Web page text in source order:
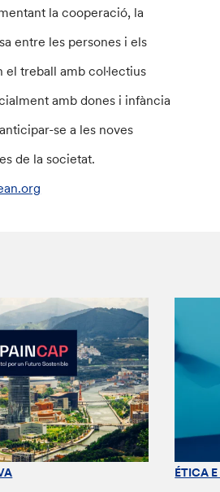
la cooperació, la
entre les persones i els
el treball amb col·lectius
amb dones i infància
se a les noves
de la societat.
ÉTICA